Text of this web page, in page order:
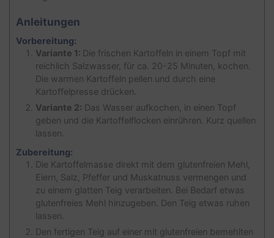
Anleitungen
Vorbereitung:
Variante 1: Die frischen Kartoffeln in einem Topf mit
reichlich Salzwasser, für ca. 20-25 Minuten, kochen.
Die warmen Kartoffeln pellen und durch eine
Kartoffelpresse drücken.
Variante 2: Das Wasser aufkochen, in einen Topf
geben und die Kartoffelflocken einrühren. Kurz quellen
lassen.
Zubereitung:
Die Kartoffelmasse direkt mit dem glutenfreien Mehl,
Eiern, Salz, Pfeffer und Muskatnuss vermengen und
zu einem glatten Teig verarbeiten. Bei Bedarf etwas
glutenfreies Mehl hinzugeben. Den Teig etwas ruhen
lassen.
Den fertigen Teig auf einer mit glutenfreien bemehlten